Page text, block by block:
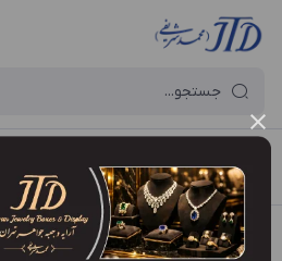
آرایه و جعبه جواهر تهران / فهرست محصولات